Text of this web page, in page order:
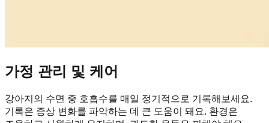
가정 관리 및 케어
강아지의 수면 중 호흡수를 매일 정기적으로 기록해보세요.
기록은 증상 변화를 파악하는 데 큰 도움이 돼요. 환경은